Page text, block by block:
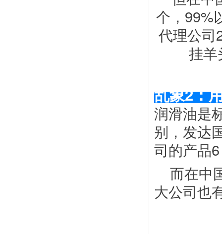
个，99%
代理公司
挂羊
乱象2：
润滑油是
别，发达
司的产品
而在中
大公司也